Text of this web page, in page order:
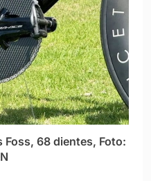
Foss, 68 dientes, Foto: